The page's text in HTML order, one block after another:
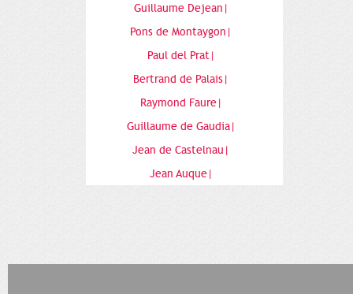
Guillaume Dejean|
Pons de Montaygon|
Paul del Prat|
Bertrand de Palais|
Raymond Faure|
Guillaume de Gaudia|
Jean de Castelnau|
Jean Auque|